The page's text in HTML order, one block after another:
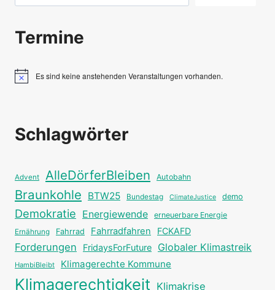
Termine
HinweisEs sind keine anstehenden Veranstaltungen vorhanden.
Schlagwörter
Advent AlleDörferBleiben Autobahn
Braunkohle BTW25 Bundestag ClimateJustice demo
Demokratie Energiewende erneuerbare Energie
Ernährung Fahrrad Fahrradfahren FCKAFD
Forderungen FridaysForFuture Globaler Klimastreik
HambiBleibt Klimagerechte Kommune
Klimagerechtigkeit Klimakrise